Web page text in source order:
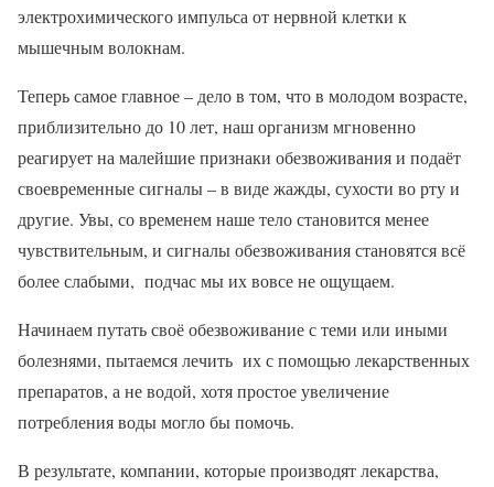
электрохимического импульса от нервной клетки к
мышечным волокнам.
Теперь самое главное – дело в том, что в молодом возрасте,
приблизительно до 10 лет, наш организм мгновенно
реагирует на малейшие признаки обезвоживания и подаёт
своевременные сигналы – в виде жажды, сухости во рту и
другие. Увы, со временем наше тело становится менее
чувствительным, и сигналы обезвоживания становятся всё
более слабыми, подчас мы их вовсе не ощущаем.
Начинаем путать своё обезвоживание с теми или иными
болезнями, пытаемся лечить их с помощью лекарственных
препаратов, а не водой, хотя простое увеличение
потребления воды могло бы помочь.
В результате, компании, которые производят лекарства,